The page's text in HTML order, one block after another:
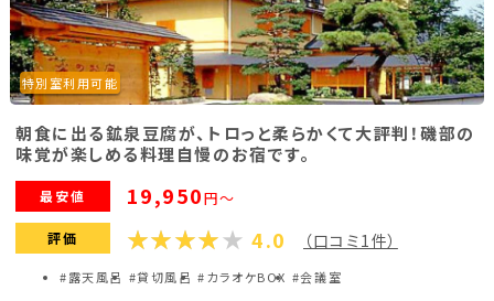
ピンク
【一人宴会】変身パック2時間(ノーマル60
分→ピンク60分)
45,000円～
プラン詳細を見る
特別室利用可能
朝食に出る鉱泉豆腐が、トロっと柔らかくて大評判！磯部の
味覚が楽しめる料理自慢のお宿です。
最安値 19,950円～
評価 4.0 （口コミ1件）
#露天風呂 #貸切風呂 #カラオケBOX #会議室